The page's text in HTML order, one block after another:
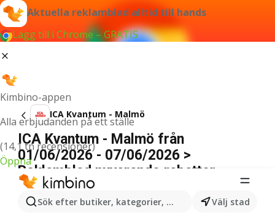
Aktuella reklamblad alltid till hands
Lägg till i Chrome – GRATIS
Kimbino-appen
Alla erbjudanden på ett ställe
(14,1 tn recensioner)
Öppna
Sök efter butiker, kategorier, produkter...Välj stad
ICA Kvantum - Malmö
ICA Kvantum - Malmö från
01/06/2026 - 07/06/2026 >
Reklamblad nuvarande rabatter